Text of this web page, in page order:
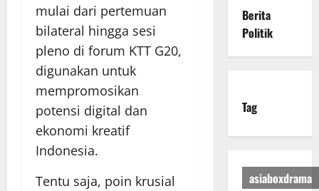
mulai dari pertemuan
bilateral hingga sesi
pleno di forum KTT G20,
digunakan untuk
mempromosikan
potensi digital dan
ekonomi kreatif
Indonesia.
Tentu saja, poin krusial
Berita
Politik
Tag
asiaboxdrama